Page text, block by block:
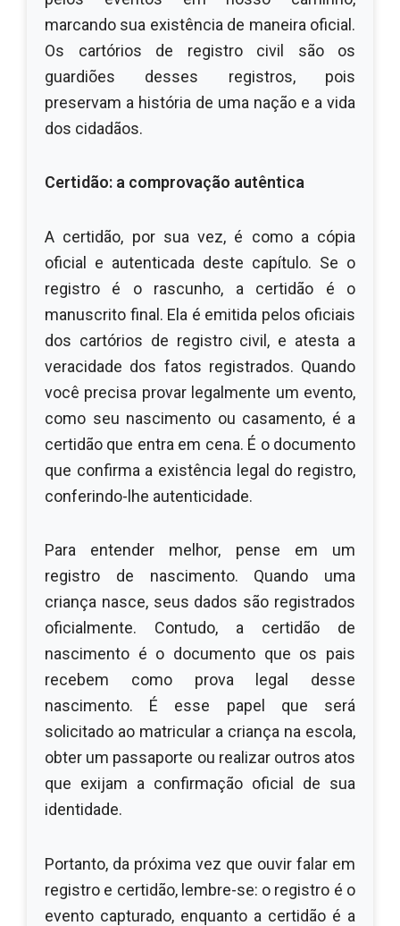
marcando sua existência de maneira oficial.
Os cartórios de registro civil são os
guardiões desses registros, pois
preservam a história de uma nação e a vida
dos cidadãos.
Certidão: a comprovação autêntica
A certidão, por sua vez, é como a cópia
oficial e autenticada deste capítulo. Se o
registro é o rascunho, a certidão é o
manuscrito final. Ela é emitida pelos oficiais
dos cartórios de registro civil, e atesta a
veracidade dos fatos registrados. Quando
você precisa provar legalmente um evento,
como seu nascimento ou casamento, é a
certidão que entra em cena. É o documento
que confirma a existência legal do registro,
conferindo-lhe autenticidade.
Para entender melhor, pense em um
registro de nascimento. Quando uma
criança nasce, seus dados são registrados
oficialmente. Contudo, a certidão de
nascimento é o documento que os pais
recebem como prova legal desse
nascimento. É esse papel que será
solicitado ao matricular a criança na escola,
obter um passaporte ou realizar outros atos
que exijam a confirmação oficial de sua
identidade.
Portanto, da próxima vez que ouvir falar em
registro e certidão, lembre-se: o registro é o
evento capturado, enquanto a certidão é a